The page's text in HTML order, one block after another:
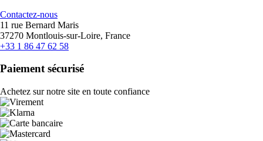
Contactez-nous
11 rue Bernard Maris
37270 Montlouis-sur-Loire, France
+33 1 86 47 62 58
Paiement sécurisé
Achetez sur notre site en toute confiance